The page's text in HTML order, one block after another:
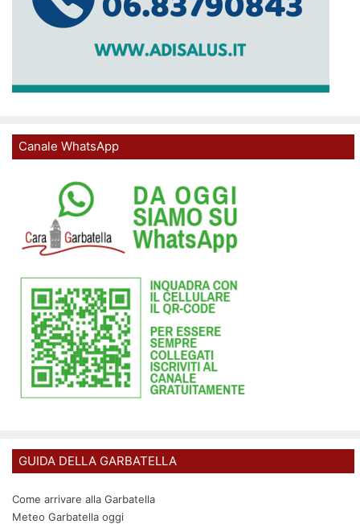
Canale WhatsApp
GUIDA DELLA GARBATELLA
Come arrivare alla Garbatella
Meteo Garbatella oggi